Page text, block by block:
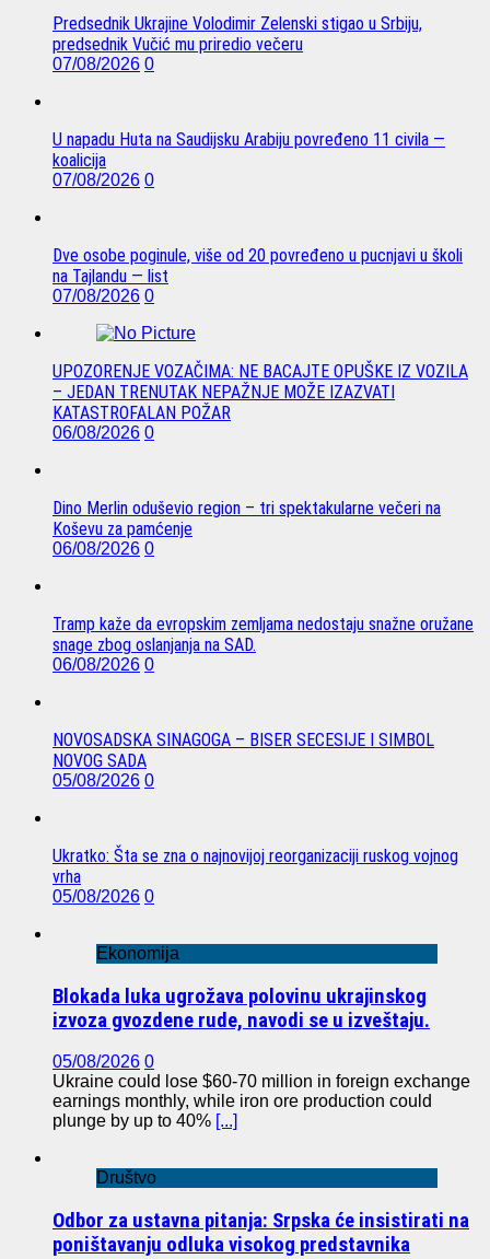
Predsednik Ukrajine Volodimir Zelenski stigao u Srbiju,
predsednik Vučić mu priredio večeru
07/08/2026 0
U napadu Huta na Saudijsku Arabiju povređeno 11 civila —
koalicija
07/08/2026 0
Dve osobe poginule, više od 20 povređeno u pucnjavi u školi
na Tajlandu — list
07/08/2026 0
UPOZORENJE VOZAČIMA: NE BACAJTE OPUŠKE IZ VOZILA
– JEDAN TRENUTAK NEPAŽNJE MOŽE IZAZVATI
KATASTROFALAN POŽAR
06/08/2026 0
Dino Merlin oduševio region – tri spektakularne večeri na
Koševu za pamćenje
06/08/2026 0
Tramp kaže da evropskim zemljama nedostaju snažne oružane
snage zbog oslanjanja na SAD.
06/08/2026 0
NOVOSADSKA SINAGOGA – BISER SECESIJE I SIMBOL
NOVOG SADA
05/08/2026 0
Ukratko: Šta se zna o najnovijoj reorganizaciji ruskog vojnog
vrha
05/08/2026 0
Ekonomija
Blokada luka ugrožava polovinu ukrajinskog
izvoza gvozdene rude, navodi se u izveštaju.
05/08/2026 0
Ukraine could lose $60-70 million in foreign exchange
earnings monthly, while iron ore production could
plunge by up to 40% [...]
Društvo
Odbor za ustavna pitanja: Srpska će insistirati na
poništavanju odluka visokog predstavnika